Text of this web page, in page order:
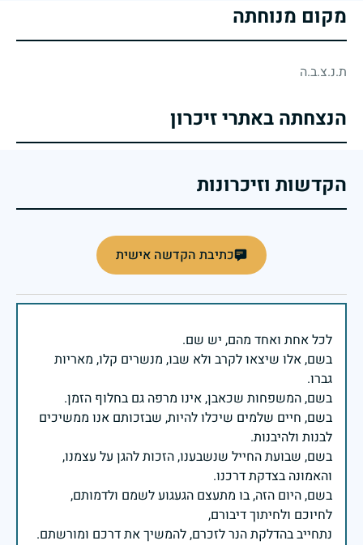
מקום מנוחתה
ת.נ.צ.ב.ה
הנצחתה באתרי זיכרון
הקדשות וזיכרונות
כתיבת הקדשה אישית
בשם, אלו שיצאו לקרב ולא שבו, מנשרים קלו, מאריות
בשם, חיים שלמים שיכלו להיות, שבזכותם אנו ממשיכים
בשם, שבועת החייל שנשבענו, הזכות להגן על עצמנו,
בשם, היום הזה, בו מתעצם הגעגוע לשמם ולדמותם,
נתחייב בהדלקת הנר לזכרם, להמשיך את דרכם ומורשתם.